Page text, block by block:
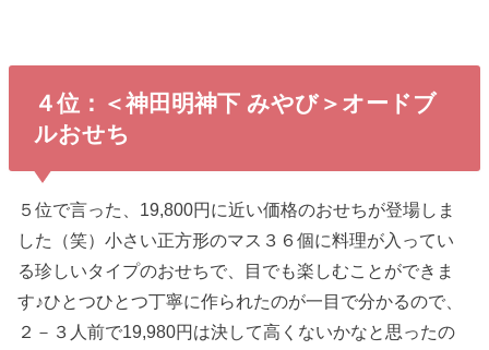
４位：＜神田明神下 みやび＞オードブ
ルおせち
５位で言った、19,800円に近い価格のおせちが登場しま
した（笑）小さい正方形のマス３６個に料理が入ってい
る珍しいタイプのおせちで、目でも楽しむことができま
す♪ひとつひとつ丁寧に作られたのが一目で分かるので、
２－３人前で19,980円は決して高くないかなと思ったの